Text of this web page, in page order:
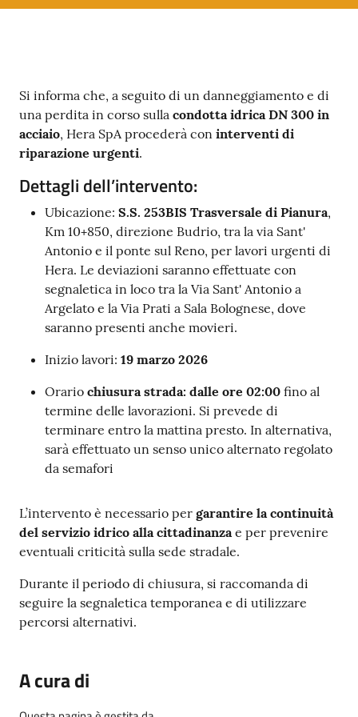
Contenuto
Si informa che, a seguito di un danneggiamento e di
una perdita in corso sulla condotta idrica DN 300 in
acciaio, Hera SpA procederà con interventi di
riparazione urgenti.
Dettagli dell’intervento:
Ubicazione: S.S. 253BIS Trasversale di Pianura,
Km 10+850, direzione Budrio, tra la via Sant'
Antonio e il ponte sul Reno, per lavori urgenti di
Hera. Le deviazioni saranno effettuate con
segnaletica in loco tra la Via Sant' Antonio a
Argelato e la Via Prati a Sala Bolognese, dove
saranno presenti anche movieri.
Inizio lavori: 19 marzo 2026
Orario chiusura strada: dalle ore 02:00 fino al
termine delle lavorazioni. Si prevede di
terminare entro la mattina presto. In alternativa,
sarà effettuato un senso unico alternato regolato
da semafori
L’intervento è necessario per garantire la continuità
del servizio idrico alla cittadinanzae per prevenire
eventuali criticità sulla sede stradale.
Durante il periodo di chiusura, si raccomanda di
seguire la segnaletica temporanea e di utilizzare
percorsi alternativi.
A cura di